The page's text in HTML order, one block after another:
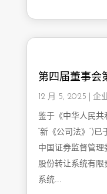
第四届董事会
12 月 5, 2025 企
鉴于《中华人民
“新《公司法》”)
中国证券监督管
股份转让系统有
系统…